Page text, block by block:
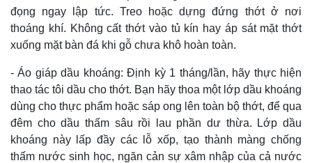
đọng ngay lập tức. Treo hoặc dựng đứng thớt ở nơi
thoáng khí. Không cất thớt vào tủ kín hay áp sát mặt thớt
xuống mặt bàn đá khi gỗ chưa khô hoàn toàn.
- Áo giáp dầu khoáng: Định kỳ 1 tháng/lần, hãy thực hiện
thao tác tôi dầu cho thớt. Bạn hãy thoa một lớp dầu khoáng
dùng cho thực phẩm hoặc sáp ong lên toàn bộ thớt, để qua
đêm cho dầu thấm sâu rồi lau phần dư thừa. Lớp dầu
khoáng này lấp đầy các lỗ xốp, tạo thành màng chống
thấm nước sinh học, ngăn cản sự xâm nhập của cả nước